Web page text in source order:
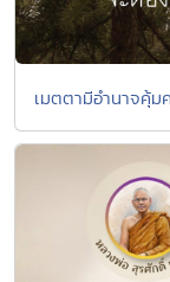
เมตตามีอำนาจคุ้ม